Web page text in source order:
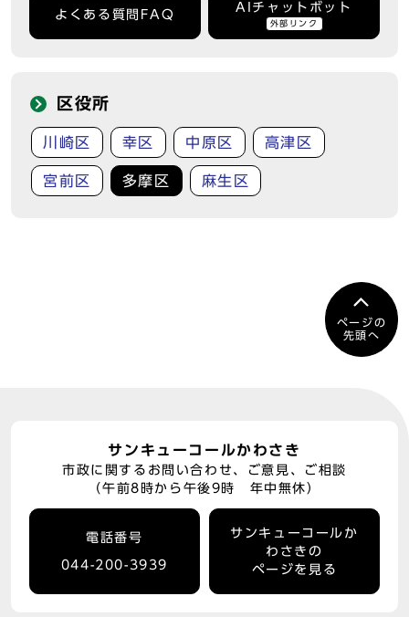
よくある質問FAQ
AIチャットボット
外部リンク
区役所
川崎区 幸区 中原区 高津区
宮前区 多摩区 麻生区
ページの
先頭へ
サンキューコールかわさき
市政に関するお問い合わせ、ご意見、ご相談
（午前8時から午後9時 年中無休）
電話番号
044-200-3939
サンキューコールか
わさきの
ページを見る